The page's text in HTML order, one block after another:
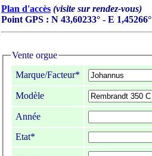
Plan d'accès (visite sur rendez-vous)
Point GPS : N 43,60233° - E 1,45266°
Vente orgue
Marque/Facteur*
Modèle
Année
Etat*